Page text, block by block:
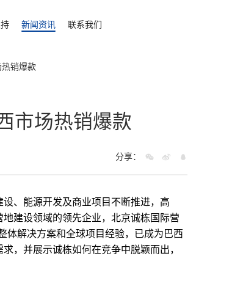
新闻资讯 联系我们
销爆款
市场热销爆款
分享：
、能源开发及商业项目不断推进，高
建设领域的领先企业，北京诚栋国际营
体解决方案和全球项目经验，已成为巴西
，并展示诚栋如何在竞争中脱颖而出，